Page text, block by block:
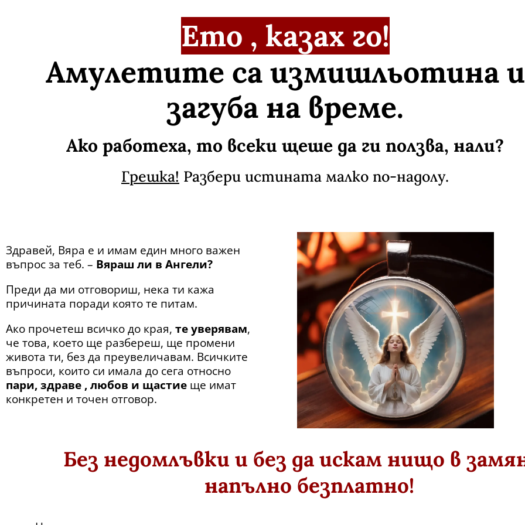
Ето , казах го!
Амулетите са измишльотина и
загуба на време.
Ако работеха, то всеки щеше да ги ползва, нали?
Грешка! Разбери истината малко по-надолу.
Здравей, Вяра e и имам един много важен
въпрос за теб. – Вяраш ли в Ангели?
Преди да ми отговориш, нека ти кажа
причината поради която те питам.
Ако прочетеш всичко до края, те уверявам,
че това, което ще разбереш, ще промени
живота ти, без да преувеличавам. Всичките
въпроси, които си имала до сега относно
пари, здраве , любов и щастие ще имат
конкретен и точен отговор.
Без недомлъвки и без да искам нищо в
напълно безплатно!